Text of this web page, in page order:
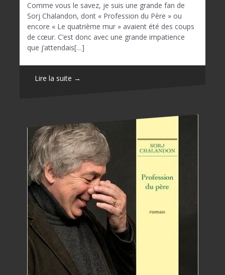
Comme vous le savez, je suis une grande fan de
Sorj Chalandon, dont « Profession du Père » ou
encore « Le quatrième mur » avaient été des coups
de cœur. C’est donc avec une grande impatience
que j’attendais[…]
Lire la suite →